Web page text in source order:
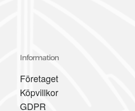
Information
Företaget
Köpvillkor
GDPR